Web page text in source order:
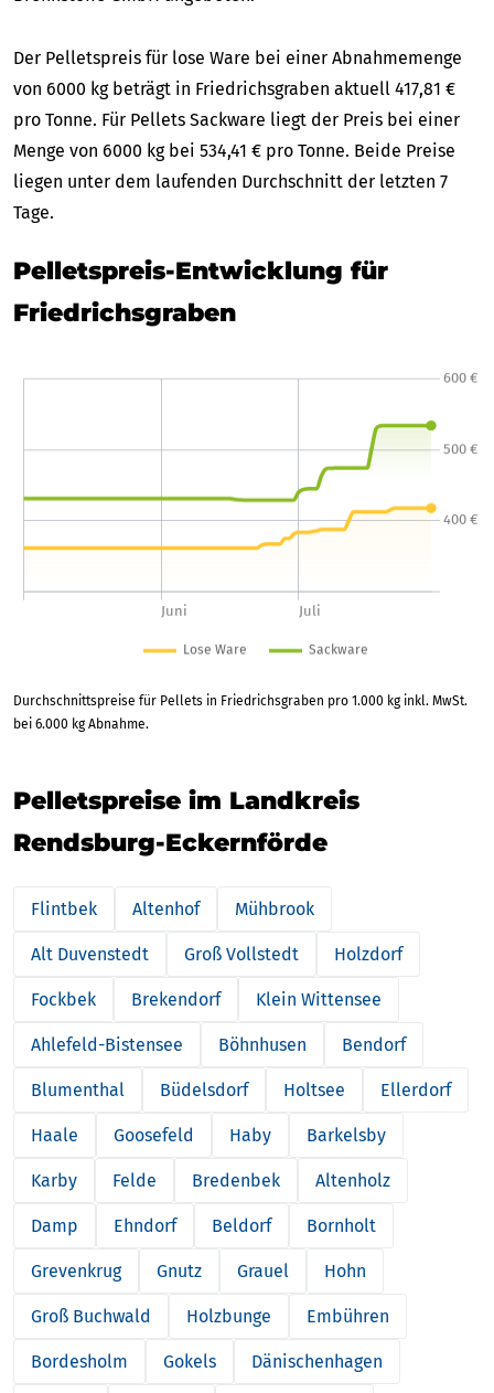
Der Pelletspreis für lose Ware bei einer Abnahmemenge
von 6000 kg beträgt in Friedrichsgraben aktuell 417,81 €
pro Tonne. Für Pellets Sackware liegt der Preis bei einer
Menge von 6000 kg bei 534,41 € pro Tonne. Beide Preise
liegen unter dem laufenden Durchschnitt der letzten 7
Tage.
Pelletspreis-Entwicklung für
Friedrichsgraben
Durchschnittspreise für Pellets in Friedrichsgraben pro 1.000 kg inkl. MwSt.
bei 6.000 kg Abnahme.
Pelletspreise im Landkreis
Rendsburg-Eckernförde
Flintbek Altenhof Mühbrook
Alt Duvenstedt Groß Vollstedt Holzdorf
Fockbek Brekendorf Klein Wittensee
Ahlefeld-Bistensee Böhnhusen Bendorf
Blumenthal Büdelsdorf Holtsee Ellerdorf
Haale Goosefeld Haby Barkelsby
Karby Felde Bredenbek Altenholz
Damp Ehndorf Beldorf Bornholt
Grevenkrug Gnutz Grauel Hohn
Groß Buchwald Holzbunge Embühren
Bordesholm Gokels Dänischenhagen